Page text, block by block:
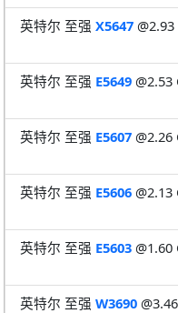
英特尔 至强X5647
英特尔 至强 E5649 @2.53
英特尔 至强 E5607 @2.26
英特尔 至强 E5606 @2.13
英特尔 至强 E5603 @1.60
英特尔 至强W3690